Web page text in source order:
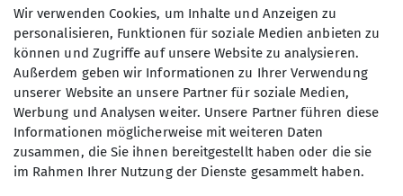
sie Ansprechpartnerin, wenn es Fragen zu den
Kurs- und Toureninhalten gibt.
b.brand@dav-wiesbaden.de
Wir verwenden Cookies, um Inhalte und Anzeigen zu
personalisieren, Funktionen für soziale Medien anbieten zu
können und Zugriffe auf unsere Website zu analysieren.
Außerdem geben wir Informationen zu Ihrer Verwendung
unserer Website an unsere Partner für soziale Medien,
Werbung und Analysen weiter. Unsere Partner führen diese
Informationen möglicherweise mit weiteren Daten
zusammen, die Sie ihnen bereitgestellt haben oder die sie
im Rahmen Ihrer Nutzung der Dienste gesammelt haben.